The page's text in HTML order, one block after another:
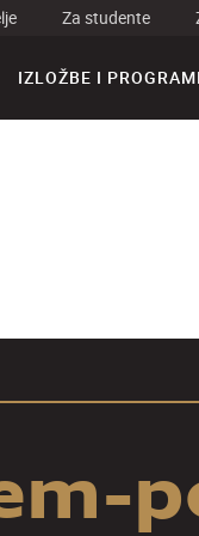
Za studente
IZLOŽBE I PROGRAMI